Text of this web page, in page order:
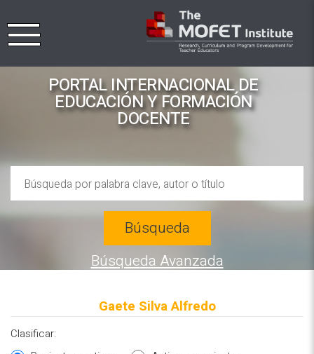
PORTAL INTERNACIONAL DE
EDUCACIÓN Y FORMACIÓN
DOCENTE
Búsqueda
Búsqueda Avanzada
Gaete Silva Alfredo
Clasificar: